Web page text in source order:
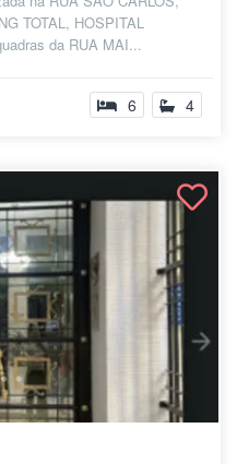
TOTAL, HOSPITAL
da RUA MAI...
6 4